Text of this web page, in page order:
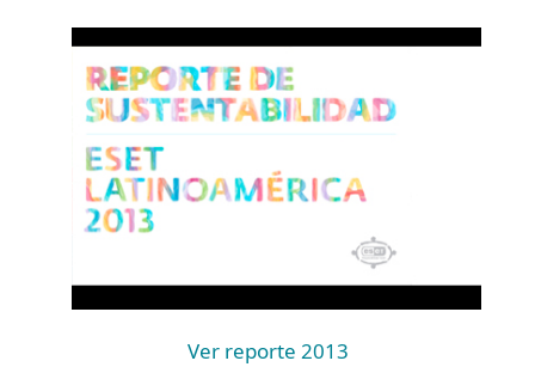
Ver reporte 2013